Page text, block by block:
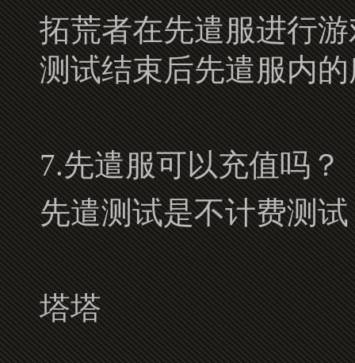
拓荒者在先遣服进行
测试结束后先遣服内
7.先遣服可以充值吗？
先遣测试是不计费测
塔塔